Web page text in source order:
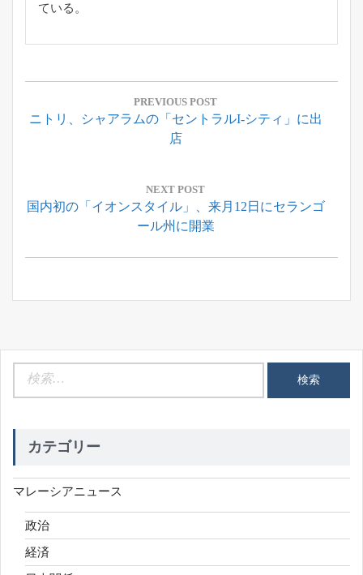
ている。
投
ナ
シ
ン
PREVIOUS POST
Previous
ニトリ、シャアラムの「セントラルi-シティ」に出
店
NEXT POST
Next
国内初の「イオンスタイル」、来月12日にセランゴ
ール州に開業
カテゴリー
マレーシアニュース
政治
経済